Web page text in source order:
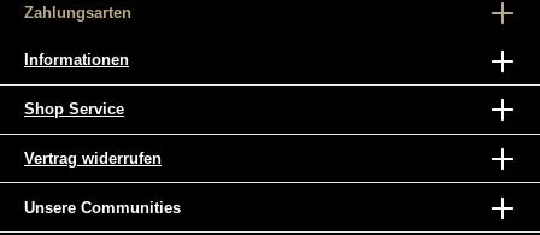
Zahlungsarten
Informationen
Shop Service
Vertrag widerrufen
Unsere Communities